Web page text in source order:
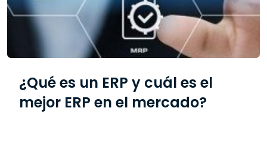
¿Qué es un ERP y cuál es el
mejor ERP en el mercado?